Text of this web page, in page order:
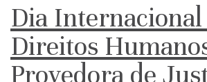
Dia Internacional
Direitos
Provedora de